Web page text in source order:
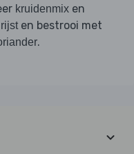
kruidenmix en
rijsten bestrooi met
.